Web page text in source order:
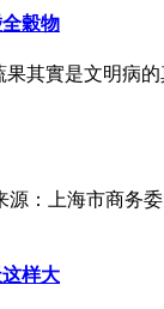
穀物
其實是文明病
源：上海市商
样大